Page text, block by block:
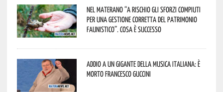
Nel materano “a rischio gli sforzi compiuti
per una gestione corretta del patrimonio
faunistico”. Cosa è successo
Addio a un gigante della musica italiana: è
morto Francesco Guccini